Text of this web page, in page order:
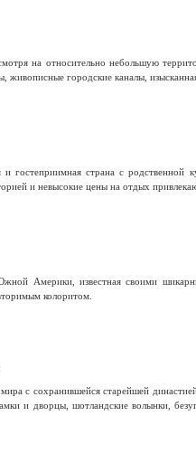
на относительно небольшую
городские каналы,
гостеприимная страна с родственной
и невысокие цены на отдых
Америки, известная своими
колоритом.
с сохранившейся старейшей
и дворцы, шотландские волынки,